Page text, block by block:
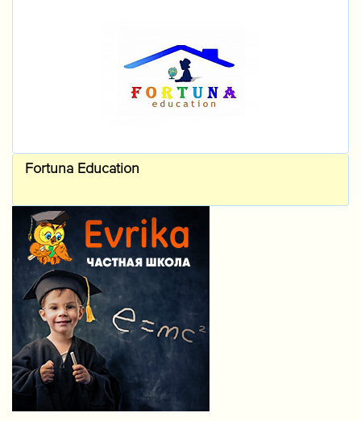
Fortuna Education